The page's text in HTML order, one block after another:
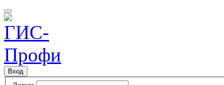
Вход